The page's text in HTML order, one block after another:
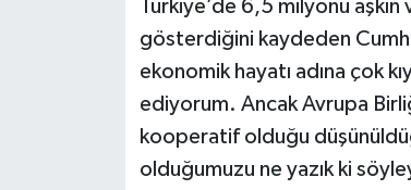
Türkiye’de 6,5 milyonu
gösterdiğini kaydeden
ekonomik hayatı adına çok
ediyorum. Ancak Avrupa
kooperatif olduğu
olduğumuzu ne yazık ki